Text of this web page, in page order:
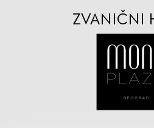
ZVANIČNI